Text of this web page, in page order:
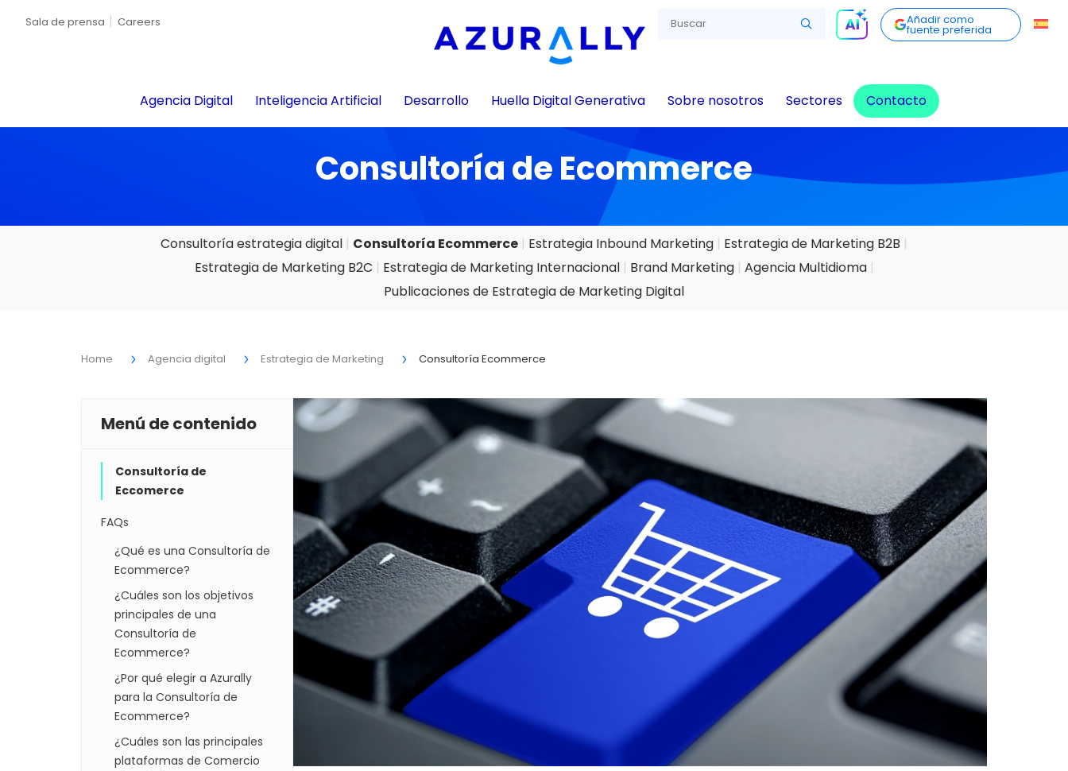
Sala de prensa Careers Añadir como
fuente preferida
Agencia Digital Inteligencia Artificial Desarrollo Huella Digital Generativa Sobre nosotros Sectores Contacto
Consultoría de Ecommerce
Consultoría estrategia digital Consultoría Ecommerce Estrategia Inbound Marketing
Estrategia de Marketing B2B
Estrategia de Marketing B2C
Estrategia de Marketing Internacional Brand Marketing Agencia Multidioma
Publicaciones de Estrategia de Marketing Digital
Home Agencia digital Estrategia de Marketing Consultoría Ecommerce
Menú de contenido
Consultoría de
Eccomerce
FAQs
¿Qué es una Consultoría de
Ecommerce?
¿Cuáles son los objetivos
principales de una
Consultoría de
Ecommerce?
¿Por qué elegir a Azurally
para la Consultoría de
Ecommerce?
¿Cuáles son las principales
plataformas de Comercio